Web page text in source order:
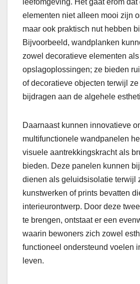
leefomgeving. Het gaat erom
elementen niet alleen mooi zijn
maar ook praktisch nut hebben
Bijvoorbeeld, wandplanken
zowel decoratieve elementen als
opslagoplossingen; ze bieden
of decoratieve objecten terwijl
bijdragen aan de algehele
Daarnaast kunnen innovatieve
multifunctionele wandpanelen
visuele aantrekkingskracht als
bieden. Deze panelen kunnen
dienen als geluidsisolatie terwijl
kunstwerken of prints bevatten
interieurontwerp. Door deze
te brengen, ontstaat er een
waarin bewoners zich zowel
functioneel ondersteund voelen
leven.